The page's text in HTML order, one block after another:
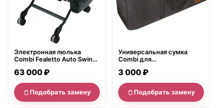
Электронная люлька
Combi Fealetto Auto Swing
63 000 ₽
Подобрать замену
Универсальная сумка
Combi для
хранения детской коляски
3 000 ₽
Подобрать замену